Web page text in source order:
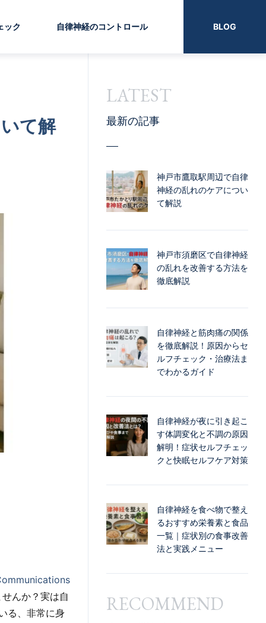
ック 自律神経のコントロール BLOG
て解
んか？実は自
る、非常に身
LATEST
最新の記事
神戸市鷹取駅周辺で自律
神経の乱れのケアについ
て解説
神戸市須磨区で自律神経
の乱れを改善する方法を
徹底解説
自律神経と筋肉痛の関係
を徹底解説！原因からセ
ルフチェック・治療法ま
でわかるガイド
自律神経が夜に引き起こ
す体調変化と不調の原因
解明！症状セルフチェッ
クと快眠セルフケア対策
自律神経を食べ物で整え
るおすすめ栄養素と食品
一覧｜症状別の食事改善
法と実践メニュー
RECOMMEND